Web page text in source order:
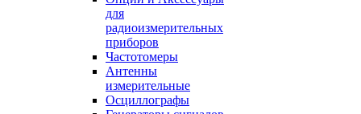
для
радиоизмерительных
приборов
Частотомеры
Антенны
измерительные
Осциллографы